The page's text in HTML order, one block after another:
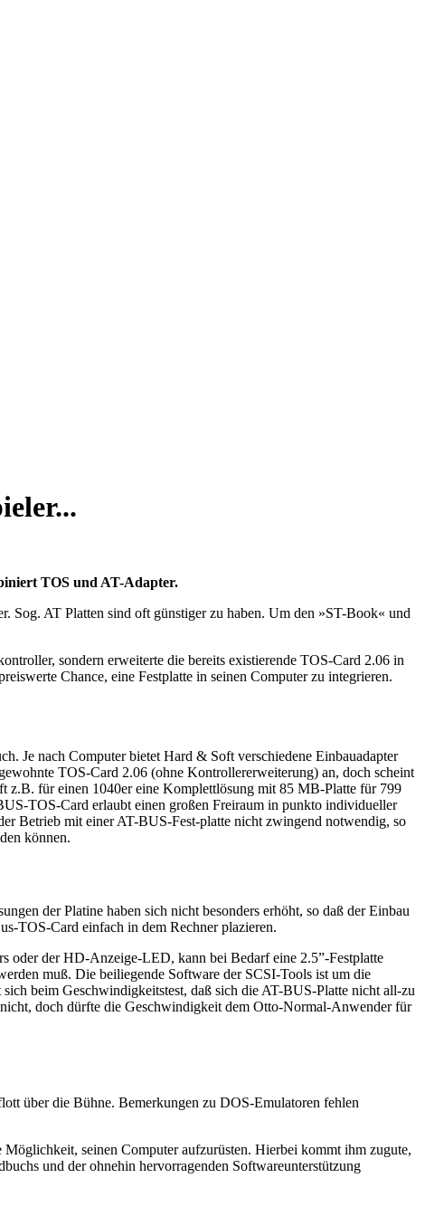
TOS und AT-Adapter.
Sog. AT Platten sind oft günstiger zu haben. Um den »ST-Book« und
sondern erweiterte die bereits existierende TOS-Card 2.06 in
Chance, eine Festplatte in seinen Computer zu integrieren.
Je nach Computer bietet Hard & Soft verschiedene Einbauadapter
TOS-Card 2.06 (ohne Kontrollererweiterung) an, doch scheint
z.B. für einen 1040er eine Komplettlösung mit 85 MB-Platte für 799
TOS-Card erlaubt einen großen Freiraum in punkto individueller
Betrieb mit einer AT-BUS-Fest-platte nicht zwingend notwendig, so
können.
der Platine haben sich nicht besonders erhöht, so daß der Einbau
TOS-Card einfach in dem Rechner plazieren.
oder der HD-Anzeige-LED, kann bei Bedarf eine 2.5”-Festplatte
muß. Die beiliegende Software der SCSI-Tools ist um die
beim Geschwindigkeitstest, daß sich die AT-BUS-Platte nicht all-zu
doch dürfte die Geschwindigkeit dem Otto-Normal-Anwender für
über die Bühne. Bemerkungen zu DOS-Emulatoren fehlen
seinen Computer aufzurüsten. Hierbei kommt ihm zugute,
und der ohnehin hervorragenden Softwareunterstützung